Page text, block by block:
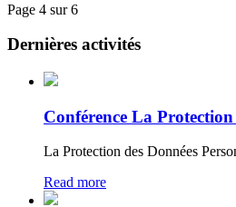
Page 4 sur 6
Dernières activités
Conférence La Protection
La Protection des Données
Read more